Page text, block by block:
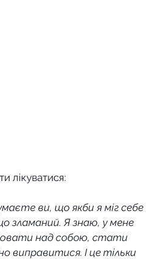
лікуватися:
ви, що якби я міг себе
зламаний. Я знаю, у мене
над собою, стати
виправитися. І це тільки